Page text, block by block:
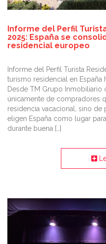
Informe del Perfil
2025: España se
residencial europeo
Informe del Perfil Turista
turismo residencial en España
Desde TM Grupo Inmobiliario
únicamente de compradores
residencia vacacional, sino
eligen España como lugar
durante buena […]